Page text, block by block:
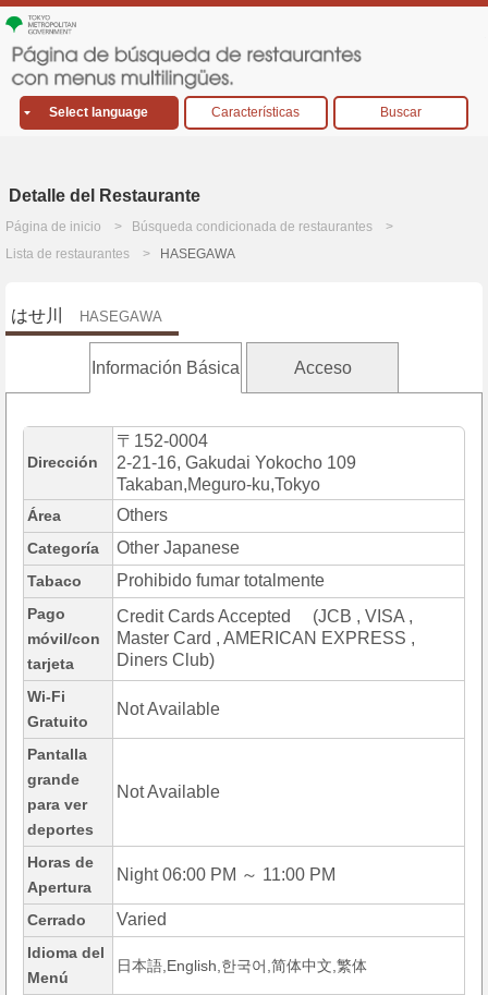
Select language Características Buscar
Detalle del Restaurante
Página de inicio
Búsqueda condicionada de restaurantes
Lista de restaurantes
HASEGAWA
はせ川 HASEGAWA
Información Básica Acceso
Dirección
〒152-0004
2-21-16, Gakudai Yokocho 109
Takaban,Meguro-ku,Tokyo
Área Others
Categoría Other Japanese
Tabaco Prohibido fumar totalmente
Pago
móvil/con
tarjeta
Credit Cards Accepted (JCB , VISA ,
Master Card , AMERICAN EXPRESS ,
Diners Club)
Wi-Fi
Gratuito
Not Available
Pantalla
grande
para ver
deportes
Not Available
Horas de
Apertura
Night 06:00 PM ～ 11:00 PM
Cerrado Varied
Idioma del
Menú
日本語,English,한국어,简体中文,繁体